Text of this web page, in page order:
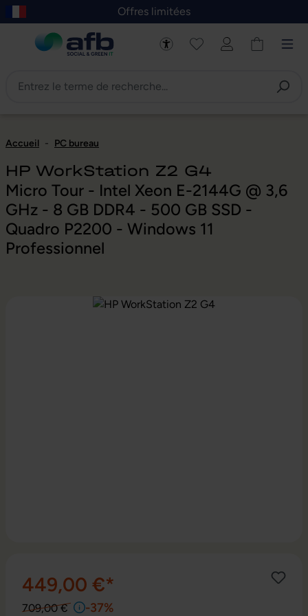
au contenu principal
Skip to B2B platform navigation
Offres limitées
Accueil - PC bureau
HP WorkStation Z2 G4
Micro Tour - Intel Xeon E-2144G @ 3,6
GHz - 8 GB DDR4 - 500 GB SSD -
Quadro P2200 - Windows 11
Professionnel
Ignorer la galerie d'images
449,00 €*
709,00 € -37%